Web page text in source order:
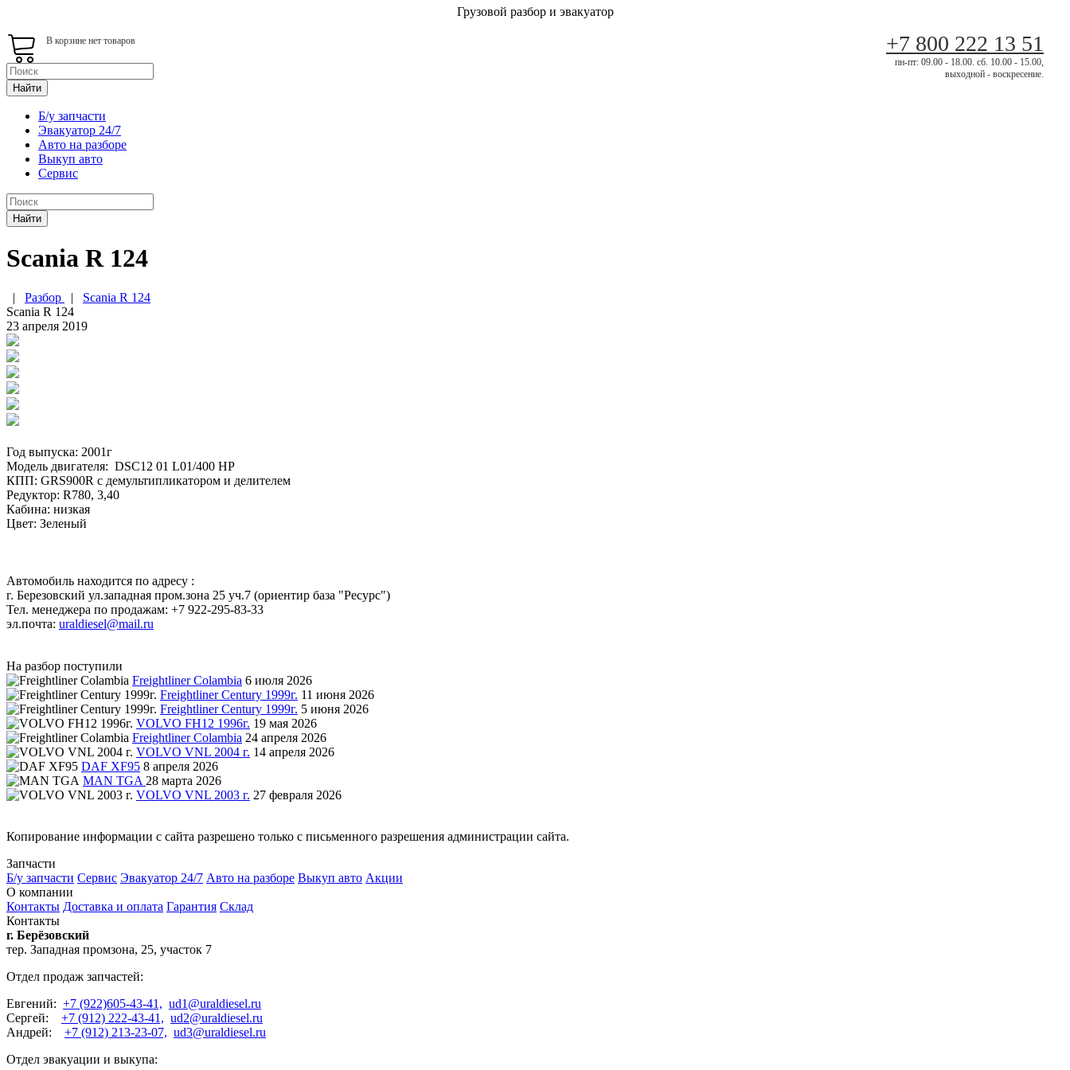
Грузовой разбор и эвакуатор
+7 800 222 13 51
пн-пт: 09.00 - 18.00. сб. 10.00 - 15.00,
выходной - воскресение.
В корзине нет товаров
Найти
Б/у запчасти
Эвакуатор 24/7
Авто на разборе
Выкуп авто
Сервис
Найти
Scania R 124
| Разбор | Scania R 124
Scania R 124
23 апреля 2019
Год выпуска: 2001г
Модель двигателя: DSC12 01 L01/400 HP
КПП: GRS900R с демультипликатором и делителем
Редуктор: R780, 3,40
Кабина: низкая
Цвет: Зеленый
Автомобиль находится по адресу :
г. Березовский ул.западная пром.зона 25 уч.7 (ориентир база "Ресурс")
Тел. менеджера по продажам: +7 922-295-83-33
эл.почта: uraldiesel@mail.ru
На разбор поступили
Freightliner Colambia 6 июля 2026
Freightliner Century 1999г. 11 июня 2026
Freightliner Century 1999г. 5 июня 2026
VOLVO FH12 1996г. 19 мая 2026
Freightliner Colambia 24 апреля 2026
VOLVO VNL 2004 г. 14 апреля 2026
DAF XF95 8 апреля 2026
MAN TGA 28 марта 2026
VOLVO VNL 2003 г. 27 февраля 2026
Копирование информации с сайта разрешено только с письменного разрешения администрации сайта.
Запчасти
Б/у запчасти Сервис Эвакуатор 24/7 Авто на разборе Выкуп авто Акции
О компании
Контакты Доставка и оплата Гарантия Склад
Контакты
г. Берёзовский
тер. Западная промзона, 25, участок 7
Отдел продаж запчастей:
Евгений: +7 (922)605-43-41, ud1@uraldiesel.ru
Сергей: +7 (912) 222-43-41, ud2@uraldiesel.ru
Андрей: +7 (912) 213-23-07, ud3@uraldiesel.ru
Отдел эвакуации и выкупа: